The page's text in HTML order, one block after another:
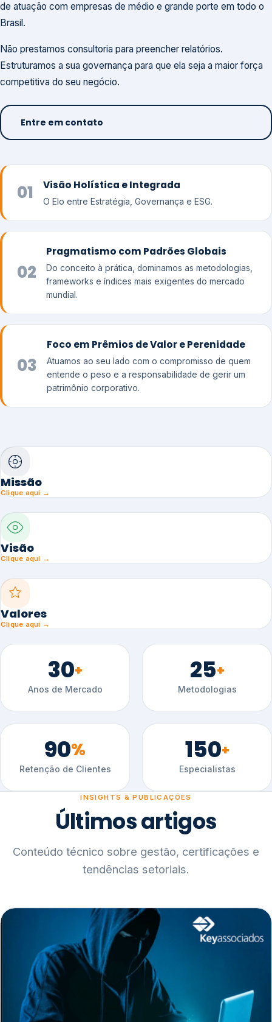
de atuação com empresas de médio e grande porte em todo o
Brasil.
Não prestamos consultoria para preencher relatórios.
Estruturamos a sua governança para que ela seja a maior força
competitiva do seu negócio.
Entre em contato
01 Visão Holística e Integrada
O Elo entre Estratégia, Governança e ESG.
02
Pragmatismo com Padrões Globais
Do conceito à prática, dominamos as metodologias,
frameworks e índices mais exigentes do mercado
mundial.
03
Foco em Prêmios de Valor e Perenidade
Atuamos ao seu lado com o compromisso de quem
entende o peso e a responsabilidade de gerir um
patrimônio corporativo.
Missão
Clique aqui →
Visão
Clique aqui →
Valores
Clique aqui →
30+
Anos de Mercado
25+
Metodologias
90%
Retenção de Clientes
150+
Especialistas
INSIGHTS & PUBLICAÇÕES
Últimos artigos
Conteúdo técnico sobre gestão, certificações e
tendências setoriais.